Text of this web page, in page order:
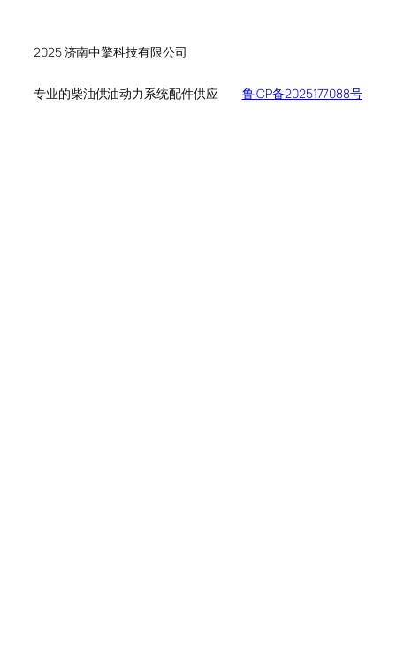
品
2025 济南中擎科技有限公司
专业的柴油供油动力系统配件供应 鲁ICP备2025177088号